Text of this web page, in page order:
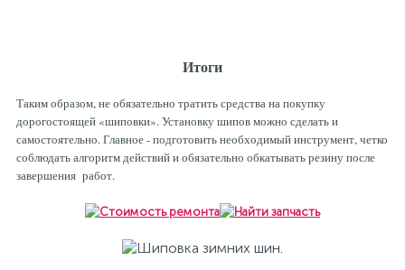
Итоги
Таким образом, не обязательно тратить средства на покупку
дорогостоящей «шиповки». Установку шипов можно сделать и
самостоятельно. Главное - подготовить необходимый инструмент, четко
соблюдать алгоритм действий и обязательно обкатывать резину после
завершения работ.